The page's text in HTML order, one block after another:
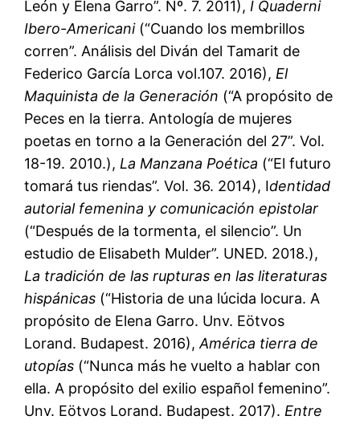
León y Elena Garro”. Nº. 7. 2011), I Quaderni
Ibero-Americani (“Cuando los membrillos
corren”. Análisis del Diván del Tamarit de
Federico García Lorca vol.107. 2016), El
Maquinista de la Generación (“A propósito de
Peces en la tierra. Antología de mujeres
poetas en torno a la Generación del 27”. Vol.
18-19. 2010.), La Manzana Poética (“El futuro
tomará tus riendas”. Vol. 36. 2014), Identidad
autorial femenina y comunicación epistolar
(“Después de la tormenta, el silencio”. Un
estudio de Elisabeth Mulder”. UNED. 2018.),
La tradición de las rupturas en las literaturas
hispánicas (“Historia de una lúcida locura. A
propósito de Elena Garro. Unv. Eötvos
Lorand. Budapest. 2016),América tierra de
utopías (“Nunca más he vuelto a hablar con
ella. A propósito del exilio español femenino”.
Unv. Eötvos Lorand. Budapest. 2017). Entre